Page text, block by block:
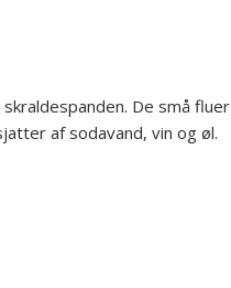
De små fluer
af sodavand, vin og øl.